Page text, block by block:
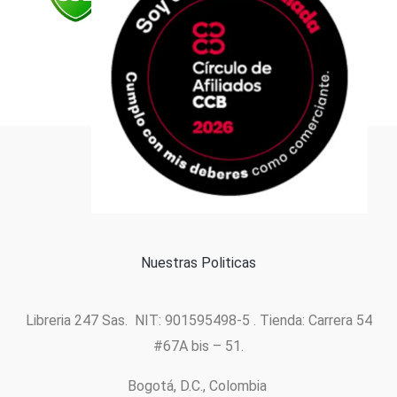
Formas de pago
Nuestras Politicas
Libreria 247 Sas. NIT: 901595498-5 . Tienda: Carrera 54
#67A bis – 51.
Bogotá, D.C., Colombia